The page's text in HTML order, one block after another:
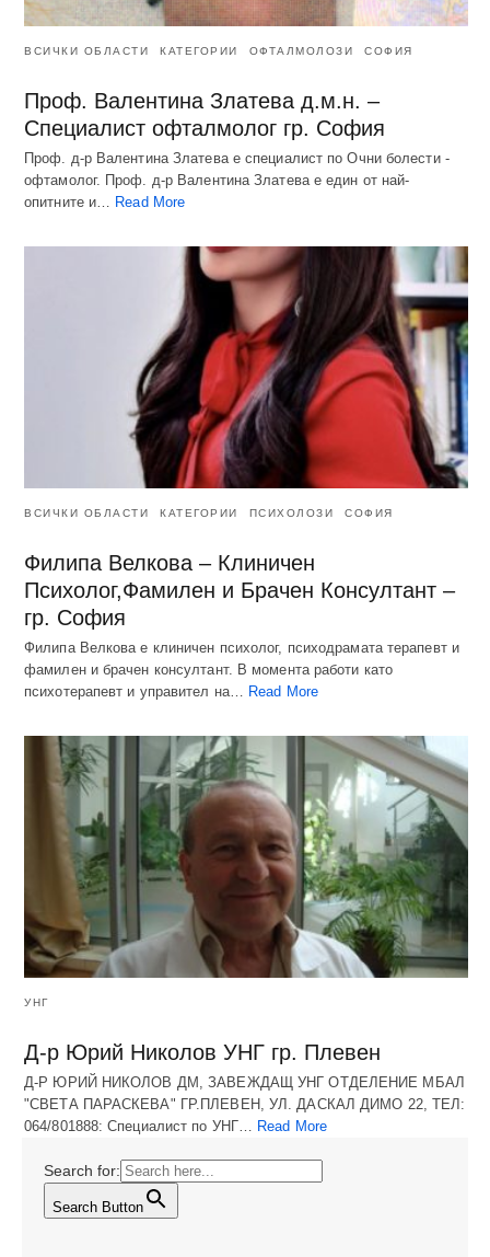
ВСИЧКИ ОБЛАСТИ КАТЕГОРИИ ОФТАЛМОЛОЗИ СОФИЯ
Проф. Валентина Златева д.м.н. –
Специалист офталмолог гр. София
Проф. д-р Валентина Златева е специалист по Очни болести -
офтамолог. Проф. д-р Валентина Златева е един от най-
опитните и… Read More
ВСИЧКИ ОБЛАСТИ КАТЕГОРИИ ПСИХОЛОЗИ СОФИЯ
Филипа Велкова – Клиничен
Психолог,Фамилен и Брачен Консултант –
гр. София
Филипа Велкова е клиничен психолог, психодрамата терапевт и
фамилен и брачен консултант. В момента работи като
психотерапевт и управител на…
Read More
УНГ
Д-р Юрий Николов УНГ гр. Плевен
Д-Р ЮРИЙ НИКОЛОВ ДМ, ЗАВЕЖДАЩ УНГ ОТДЕЛЕНИЕ МБАЛ
"СВЕТА ПАРАСКЕВА" ГР.ПЛЕВЕН, УЛ. ДАСКАЛ ДИМО 22, ТЕЛ:
064/801888: Специалист по УНГ… Read More
Search for:
Search Button